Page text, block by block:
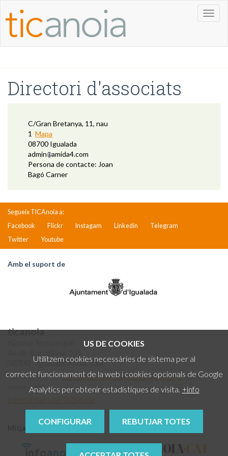
US DE COOKIES
Utilitzem cookies necessàries de sistema per al
correcte funcionament de la web i cookies opcionals de Google
Analytics per obtenir estadístiques de visita. +info
CONFIGURAR REBUTJAR TOTES
Directori d'associats
C/Gran Bretanya, 11, nau
1 Mapa
08700 Igualada
admin amida4.com
Persona de contacte: Joan
Bagó Carner
Segueix TICAnoia a:
Facebook
Flickr Instagam Linkedin
Telegram
Twitter
Youtube
Amb el suport de
ticanoia
08700 - Igualada, Anoia, CAT
Inscrita en el Rtre. de Grups d'Interès de la Generalitat de Catalunyaamb el
número 2322